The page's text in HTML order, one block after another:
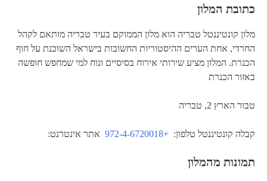
כתובת המלון
מלון קונטיננטל טבריה הוא מלון הממוקם בעיר טבריה מותאם לקהל
החרדי, אחת הערים ההיסטוריות החשובות בישראל השוכנת על חוף
הכנרת. המלון מציע שירותי אירוח בסיסיים ונוח למי שמחפש חופשה
באזור הכנרת
טבור הארץ 2, טבריה
קבלה קונטיננטל טלפון: +972-4-6720018 אתר אינטרנט:
תמונות מהמלון